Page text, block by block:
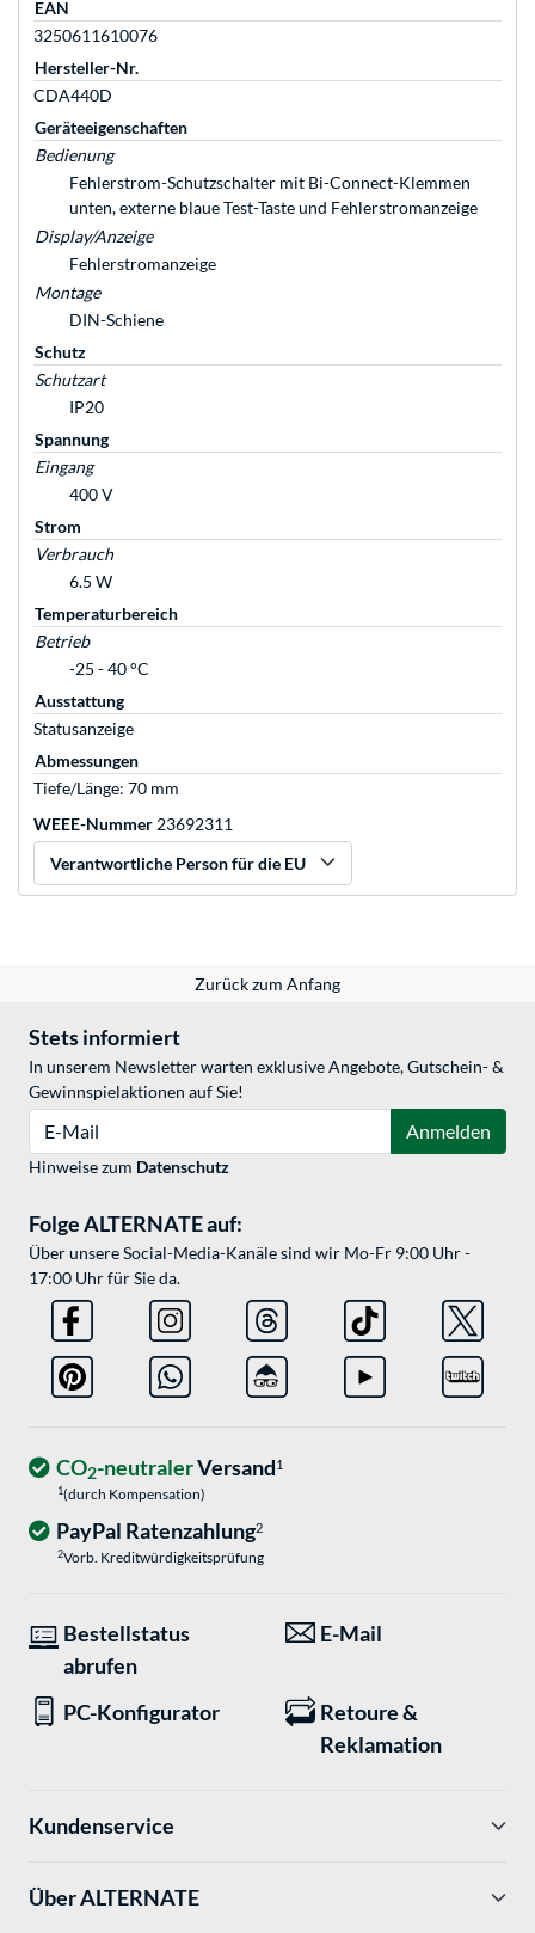
EAN
3250611610076
Hersteller-Nr.
CDA440D
Geräteeigenschaften
Bedienung
Fehlerstrom-Schutzschalter mit Bi-Connect-Klemmen
unten, externe blaue Test-Taste und Fehlerstromanzeige
Display/Anzeige
Fehlerstromanzeige
Montage
DIN-Schiene
Schutz
Schutzart
IP20
Spannung
Eingang
400 V
Strom
Verbrauch
6.5 W
Temperaturbereich
Betrieb
-25 - 40 °C
Ausstattung
Statusanzeige
Abmessungen
Tiefe/Länge: 70 mm
WEEE-Nummer 23692311
Verantwortliche Person für die EU
Zurück zum Anfang
Stets informiert
In unserem Newsletter warten exklusive Angebote, Gutschein- &
Gewinnspielaktionen auf Sie!
Anmelden
Hinweise zum Datenschutz
Folge ALTERNATE auf:
Über unsere Social-Media-Kanäle sind wir Mo-Fr 9:00 Uhr -
17:00 Uhr für Sie da.
CO2-neutralerVersand1
1(durch Kompensation)
PayPal Ratenzahlung2
2Vorb. Kreditwürdigkeitsprüfung
Bestellstatus
abrufen
E-Mail
PC-Konfigurator
Retoure &
Reklamation
Kundenservice
Über ALTERNATE